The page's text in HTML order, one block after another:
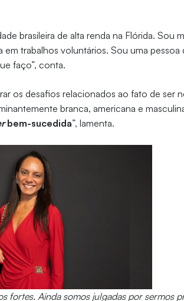
brasileira de alta renda na Flórida. Sou
trabalhos voluntários. Sou uma pessoa
faço”, conta.
os desafios relacionados ao fato de ser
branca, americana e
bem-sucedida”, lamenta.
fortes. Ainda somos julgadas por sermos